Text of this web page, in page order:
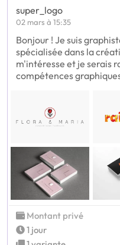
super_logo
02 mars à 15:35
Bonjour ! Je suis
spécialisée dans la
m'intéresse et je serais
compétences
Montant privé
1 jour